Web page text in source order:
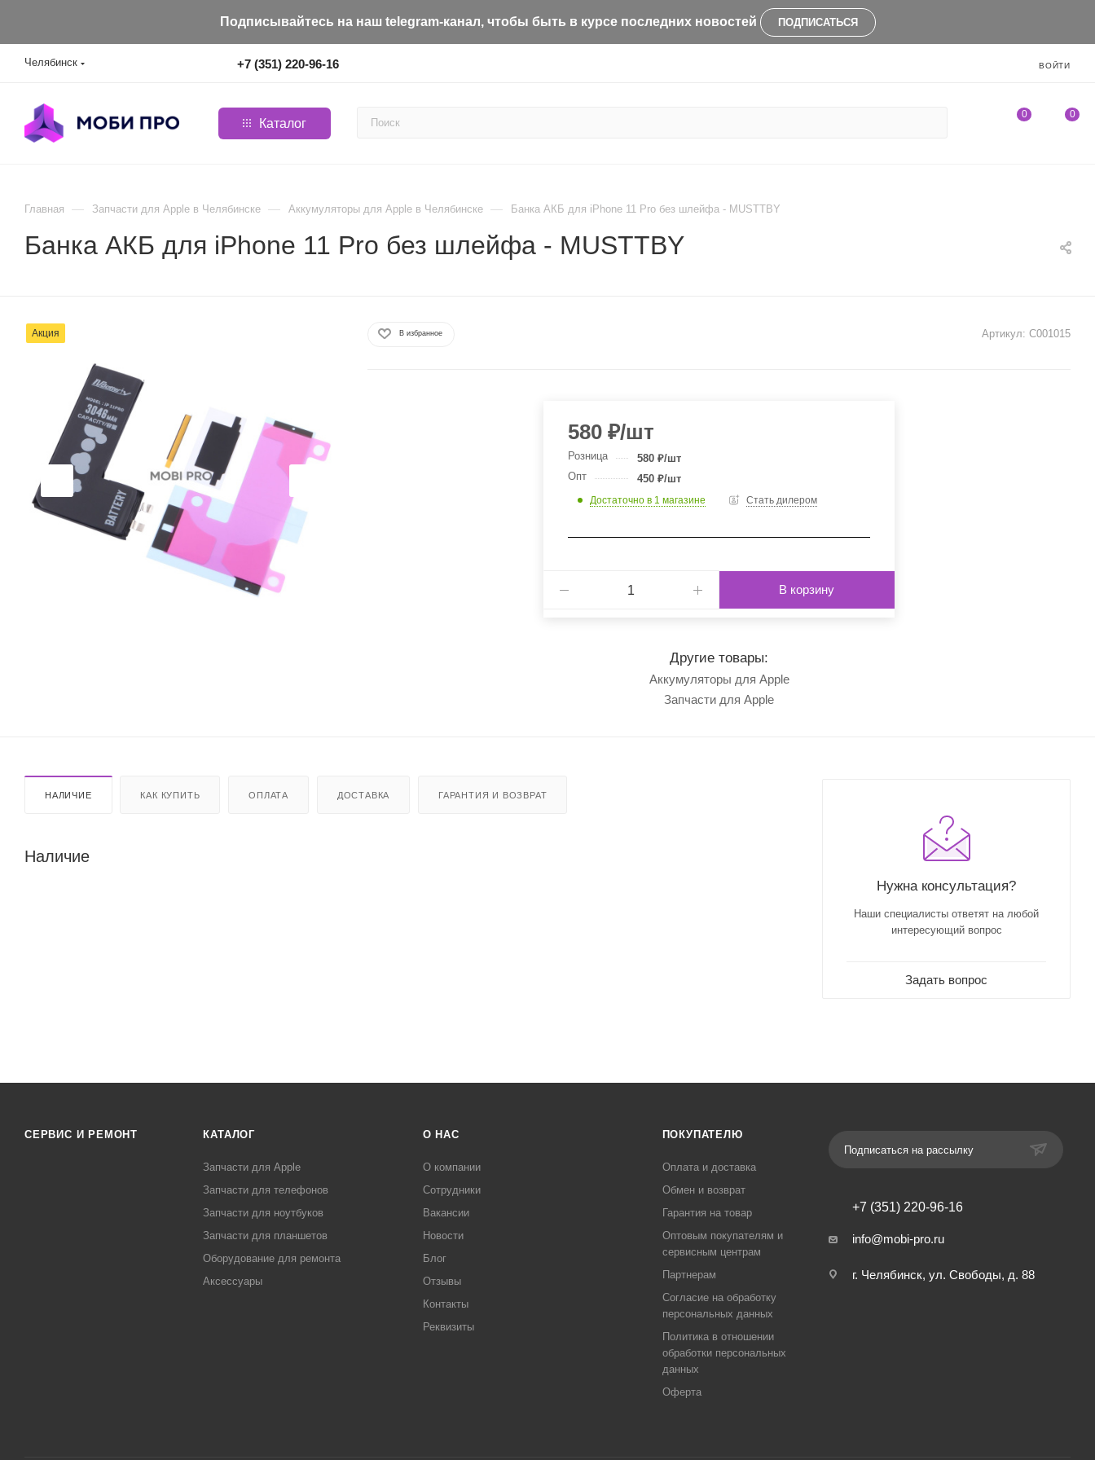
Подписывайтесь на наш telegram-канал, чтобы быть в курсе последних новостей ПОДПИСАТЬСЯ
Челябинск +7 (351) 220-96-16 ВОЙТИ
Каталог
0 0
Главная — Запчасти для Apple в Челябинске — Aккумуляторы для Apple в Челябинске — Банка АКБ для iPhone 11 Pro без шлейфа - MUSTTBY
Банка АКБ для iPhone 11 Pro без шлейфа - MUSTTBY
Акция В избранное Артикул: C001015
580₽/шт
Розница 580₽/шт
Опт
450₽/шт
Достаточно в 1 магазине Стать дилером
В корзину
Другие товары:
Аккумуляторы для Apple
Запчасти для Apple
НАЛИЧИЕ КАК КУПИТЬ ОПЛАТА ДОСТАВКА ГАРАНТИЯ И ВОЗВРАТ
Наличие
Нужна консультация?
Наши специалисты ответят на любой
интересующий вопрос
Задать вопрос
СЕРВИС И РЕМОНТ КАТАЛОГ
Запчасти для Apple
Запчасти для телефонов
Запчасти для ноутбуков
Запчасти для планшетов
Оборудование для ремонта
Аксессуары
О НАС
О компании
Сотрудники
Вакансии
Новости
Блог
Отзывы
Контакты
Реквизиты
ПОКУПАТЕЛЮ
Оплата и доставка
Обмен и возврат
Гарантия на товар
Оптовым покупателям и
сервисным центрам
Партнерам
Согласие на обработку
персональных данных
Политика в отношении
обработки персональных
данных
Оферта
Подписаться на рассылку
+7 (351) 220-96-16
info@mobi-pro.ru
г. Челябинск, ул. Свободы, д. 88